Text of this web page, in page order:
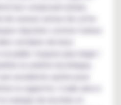
leur composant phare,
de saveurs autour de cette
réputées comme Curieux
certaines de leurs
public toujours plus large !
la satiété nicotinique,
excellente option pour
la cigarette. Il aide ainsi à